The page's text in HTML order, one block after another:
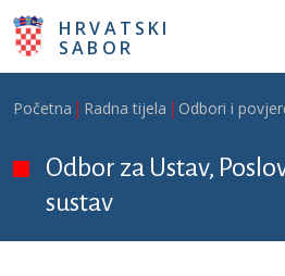
Skoči na glavni sadržaj
HRVATSKI
SABOR
Breadcrumb
Početna Radna tijela Odbori i
Odbor za Ustav,
sustav